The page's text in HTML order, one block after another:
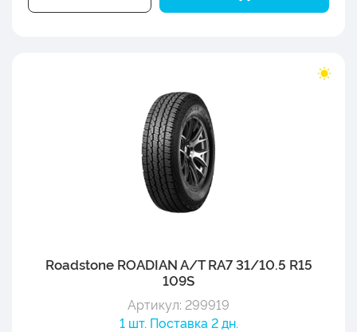
Roadstone ROADIAN A/T RA7 31/10.5 R15
109S
Артикул: 299919
1 шт. Поставка 2 дн.